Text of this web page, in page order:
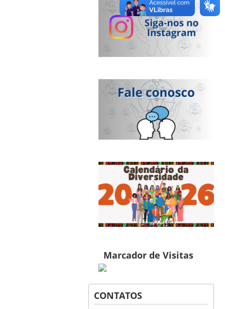
Marcador de Visitas
CONTATOS